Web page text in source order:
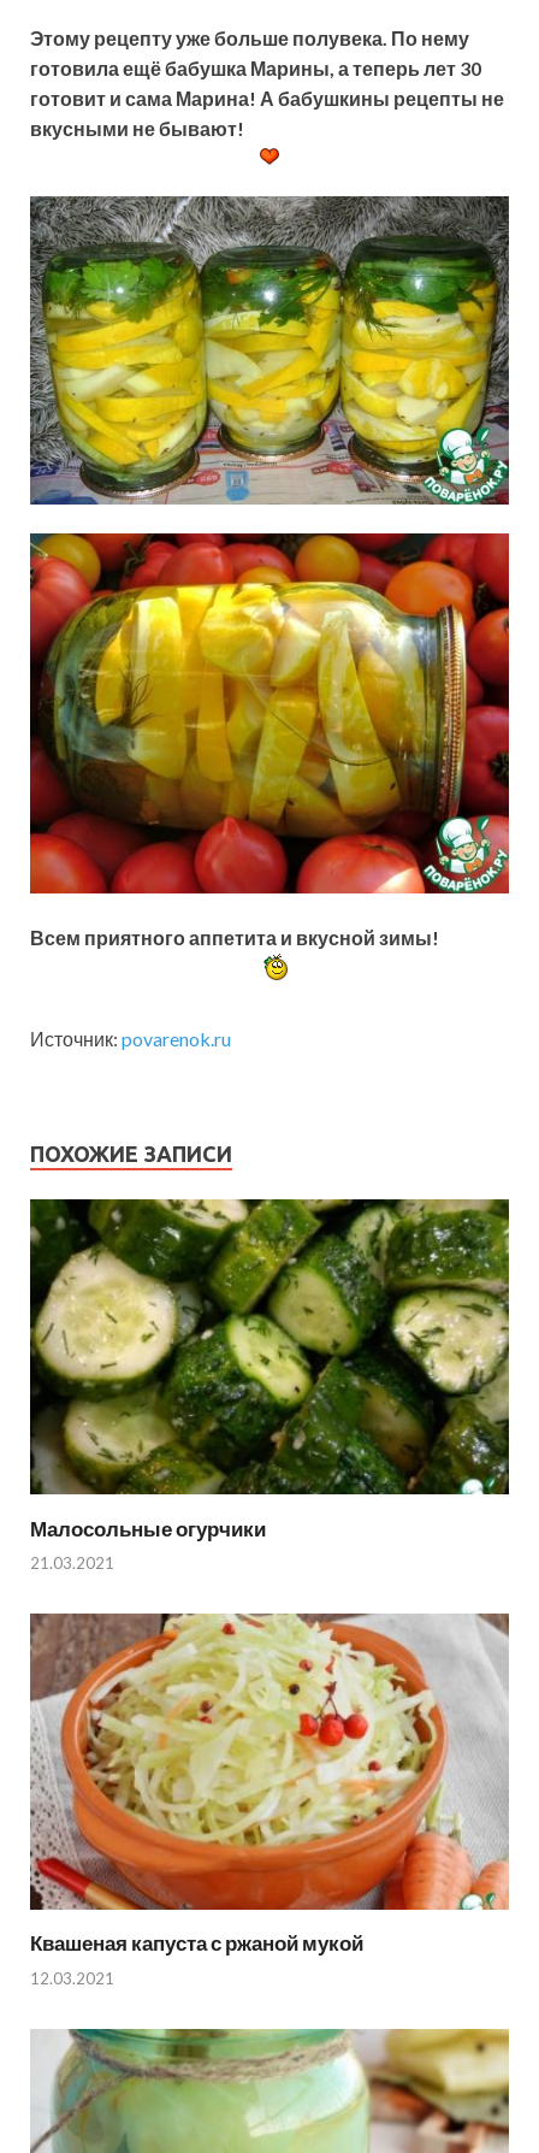
Этому рецепту уже больше полувека. По нему
готовила ещё бабушка Марины, а теперь лет 30
готовит и сама Марина! А бабушкины рецепты не
вкусными не бывают!
Всем приятного аппетита и вкусной зимы!
Источник: povarenok.ru
ПОХОЖИЕ ЗАПИСИ
Малосольные огурчики
21.03.2021
Квашеная капуста с ржаной мукой
12.03.2021